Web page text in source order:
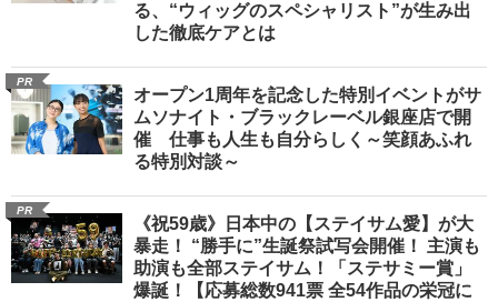
る、“ウィッグのスペシャリスト”が生み出
した徹底ケアとは
PR
オープン1周年を記念した特別イベントがサ
ムソナイト・ブラックレーベル銀座店で開
催 仕事も人生も自分らしく～笑顔あふれ
る特別対談～
PR
《祝59歳》日本中の【ステイサム愛】が大
暴走！ “勝手に”生誕祭試写会開催！ 主演も
助演も全部ステイサム！「ステサミー賞」
爆誕！【応募総数941票 全54作品の栄冠に